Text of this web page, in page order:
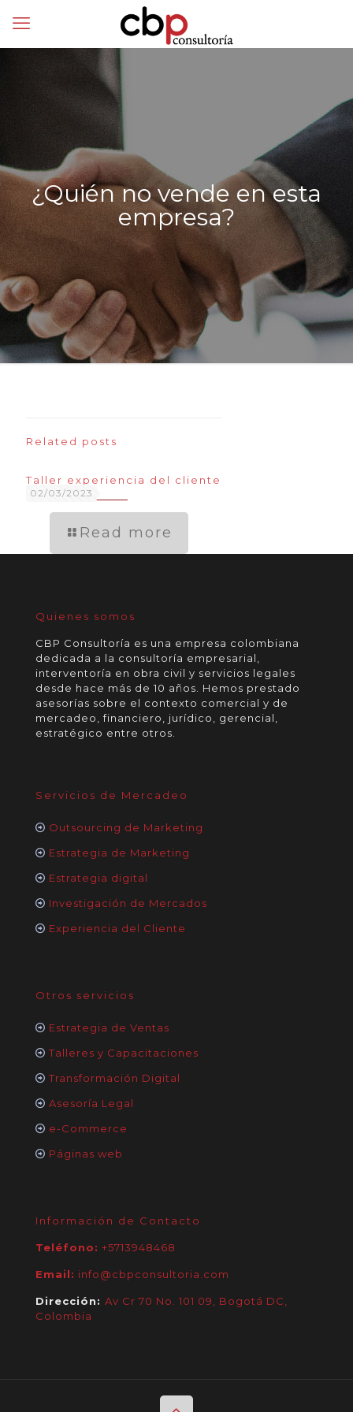
¿Quién no vende en esta
empresa?
Related posts
02/03/2023
Taller experiencia del cliente
Read more
Quienes somos
CBP Consultoría es una empresa colombiana
dedicada a la consultoría empresarial,
interventoría en obra civil y servicios legales
desde hace más de 10 años. Hemos prestado
asesorías sobre el contexto comercial y de
mercadeo, financiero, jurídico, gerencial,
estratégico entre otros.
Servicios de Mercadeo
Outsourcing de Marketing
Estrategia de Marketing
Estrategia digital
Investigación de Mercados
Experiencia del Cliente
Otros servicios
Estrategia de Ventas
Talleres y Capacitaciones
Transformación Digital
Asesoría Legal
e-Commerce
Páginas web
Información de Contacto
Teléfono: +5713948468
Email: info@cbpconsultoria.com
Dirección: Av Cr 70 No. 101 09, Bogotá DC,
Colombia